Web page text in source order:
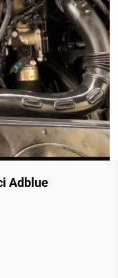
Adblue